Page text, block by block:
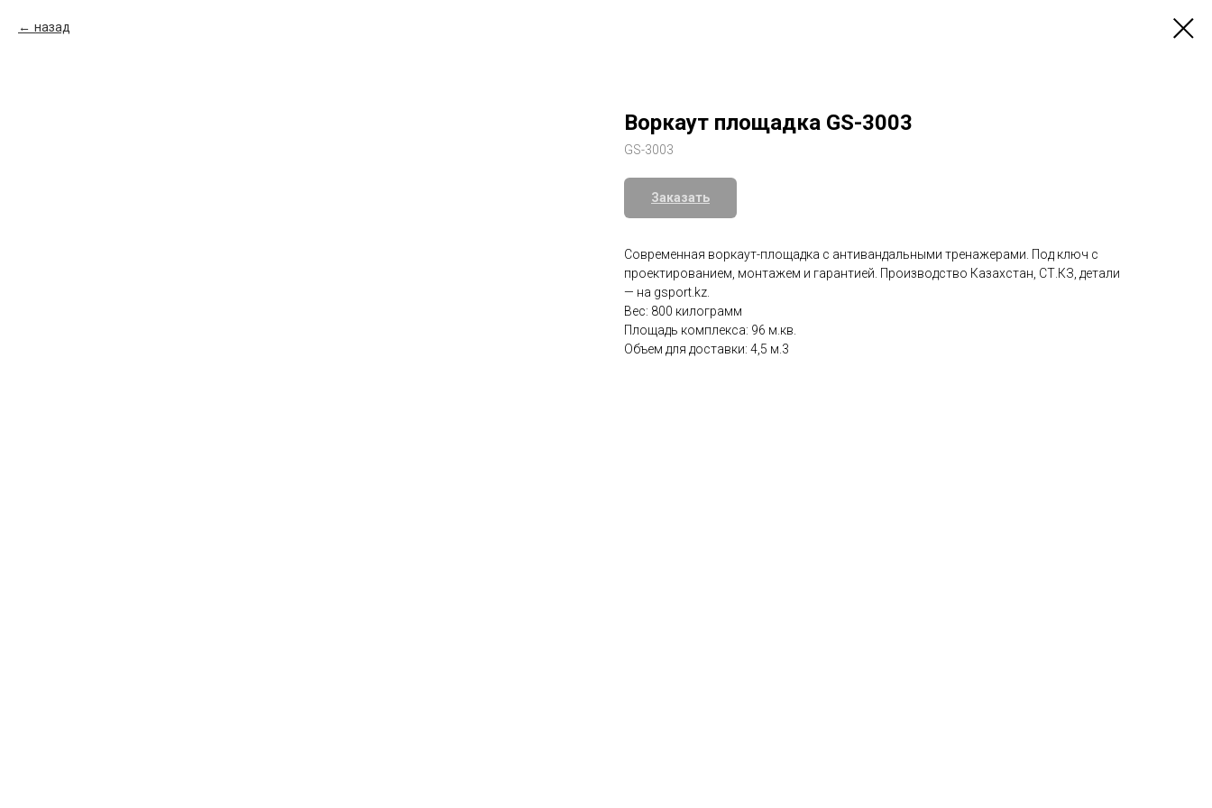
назад
Воркаут площадка GS-3003
GS-3003
Заказать
Современная воркаут-площадка с антивандальными тренажерами. Под ключ с
проектированием, монтажем и гарантией. Производство Казахстан, СТ.КЗ, детали
— на gsport.kz.
Вес: 800 килограмм
Площадь комплекса: 96 м.кв.
Объем для доставки: 4,5 м.3